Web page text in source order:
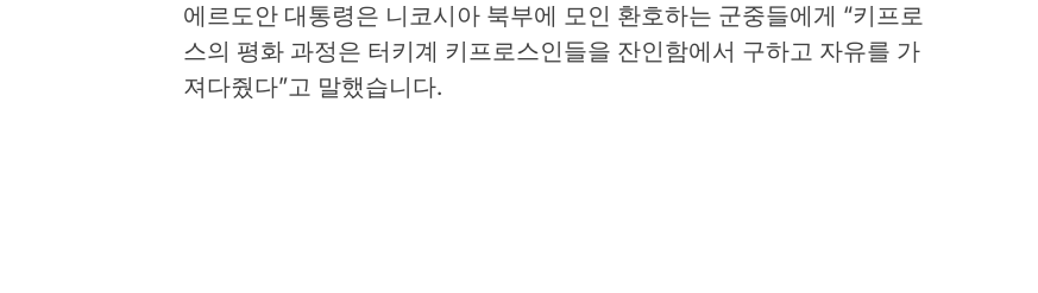
에르도안 대통령은 니코시아 북부에 모인 환호하는 군중들에게 “키프로
스의 평화 과정은 터키계 키프로스인들을 잔인함에서 구하고 자유를 가
져다줬다”고 말했습니다.